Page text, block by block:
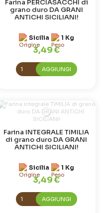
Farina PERCIASACCHI di
grano duro DA GRANI
ANTICHI SICILIANI!
Sicilia 1 Kg
3,49 €
AGGIUNGI
Farina INTEGRALE TIMILIA
di grano duro DA GRANI
ANTICHI SICILIANI!
Sicilia 1 Kg
3,49 €
AGGIUNGI